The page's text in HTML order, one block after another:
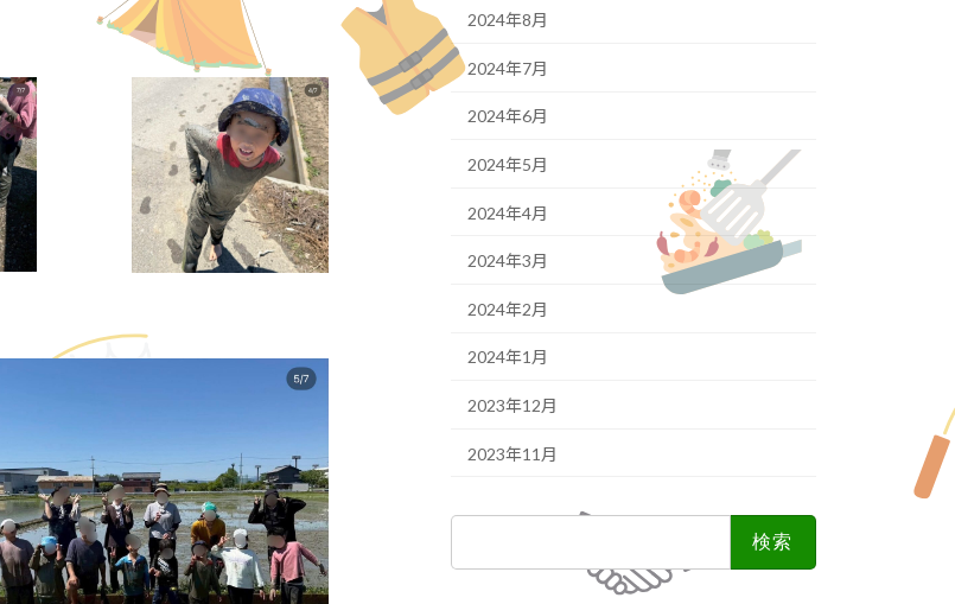
2024年8月
2024年7月
2024年6月
2024年5月
2024年4月
2024年3月
2024年2月
2024年1月
2023年12月
2023年11月